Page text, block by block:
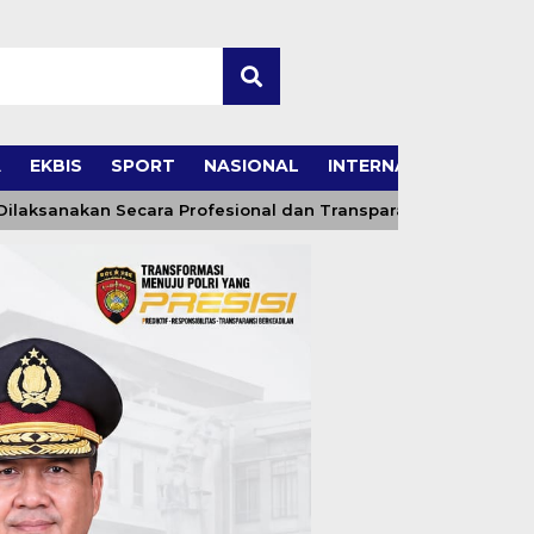
EKBIS SPORT NASIONAL INTERNASIONAL
Secara Profesional dan Transparan